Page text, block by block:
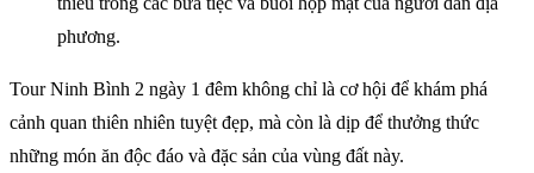
phương.
Tour Ninh Bình 2 ngày 1 đêm không chỉ là cơ hội để khám phá
cảnh quan thiên nhiên tuyệt đẹp, mà còn là dịp để thưởng thức
những món ăn độc đáo và đặc sản của vùng đất này.